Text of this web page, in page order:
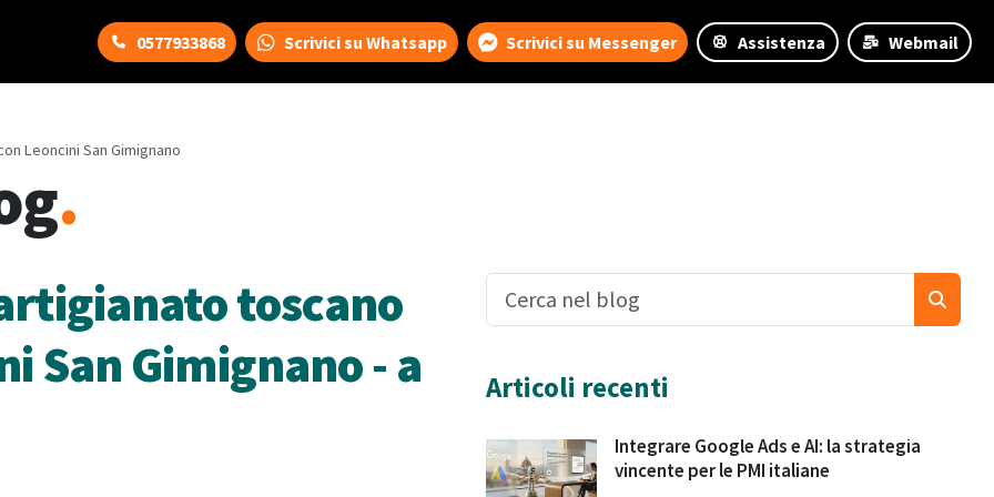
0577933868 Scrivici su Whatsapp Scrivici su Messenger Assistenza Webmail
Leoncini San Gimignano
.
toscano
San Gimignano - a
Articoli recenti
Integrare Google Ads e AI: la strategia
vincente per le PMI italiane